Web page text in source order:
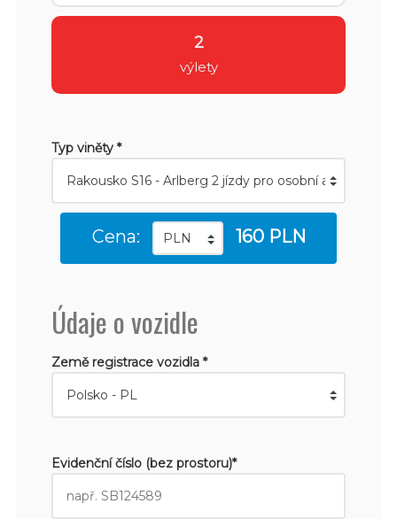
2
výlety
Typ viněty *
Cena: 160 PLN
Údaje o vozidle
Země registrace vozidla *
Evidenční číslo (bez prostoru)*